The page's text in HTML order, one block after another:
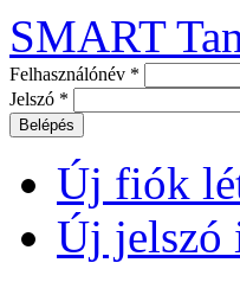
SMART
Felhasználónév *
Jelszó *
Új fiók
Új jelszó